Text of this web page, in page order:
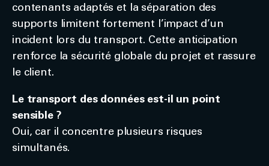
contenants adaptés et la séparation des
supports limitent fortement l’impact d’un
incident lors du transport. Cette anticipation
renforce la sécurité globale du projet et rassure
le client.
Le transport des données est-il un point
sensible ?
Oui, car il concentre plusieurs risques
simultanés.